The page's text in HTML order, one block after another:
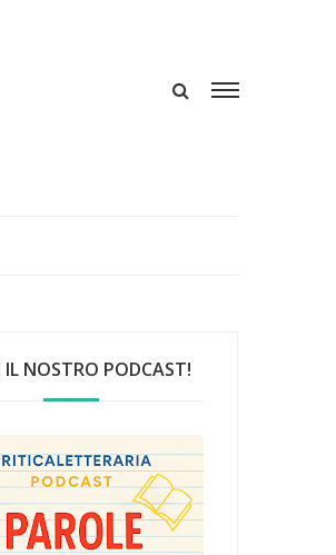
IL NOSTRO PODCAST!